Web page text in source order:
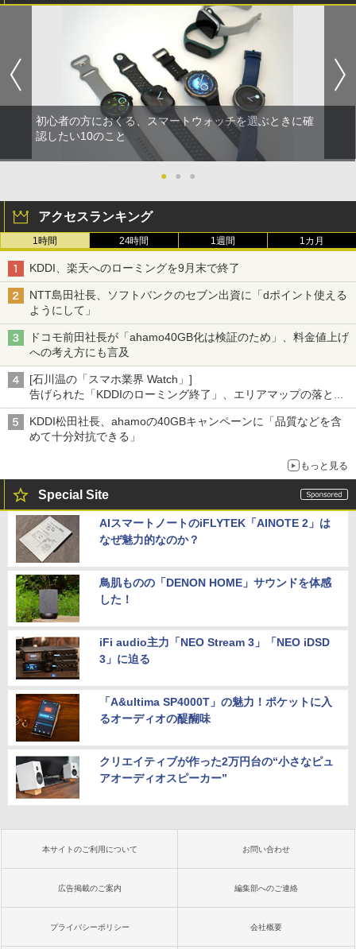
初心者の方におくる、スマートウォッチを選ぶときに確
認したい10のこと
● ● ●
アクセスランキング
1時間 24時間 1週間 1カ月
KDDI、楽天へのローミングを9月末で終了
NTT島田社長、ソフトバンクのセブン出資に「dポイント使える
ようにして」
ドコモ前田社長が「ahamo40GB化は検証のため」、料金値上げ
への考え方にも言及
[石川温の「スマホ業界 Watch」]
告げられた「KDDIのローミング終了」、エリアマップの落とし
穴と楽天モバイルの課題
KDDI松田社長、ahamoの40GBキャンペーンに「品質などを含
めて十分対抗できる」
もっと見る
Special Site
AIスマートノートのiFLYTEK「AINOTE 2」は
なぜ魅力的なのか？
鳥肌ものの「DENON HOME」サウンドを体感
した！
iFi audio主力「NEO Stream 3」「NEO iDSD
3」に迫る
「A&ultima SP4000T」の魅力！ポケットに入
るオーディオの醍醐味
クリエイティブが作った2万円台の“小さなピュ
アオーディオスピーカー”
本サイトのご利用について お問い合わせ
広告掲載のご案内 編集部へのご連絡
プライバシーポリシー 会社概要